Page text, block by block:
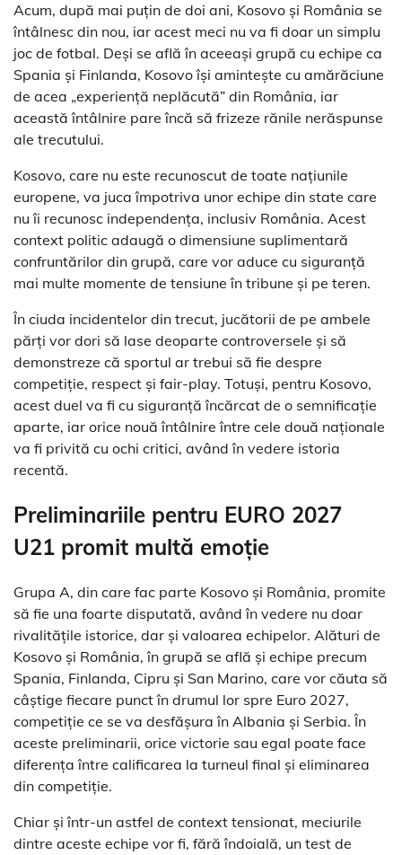
Acum, după mai puțin de doi ani, Kosovo și România se
întâlnesc din nou, iar acest meci nu va fi doar un simplu
joc de fotbal. Deși se află în aceeași grupă cu echipe ca
Spania și Finlanda, Kosovo își amintește cu amărăciune
de acea „experiență neplăcută” din România, iar
această întâlnire pare încă să frizeze rănile nerăspunse
ale trecutului.
Kosovo, care nu este recunoscut de toate națiunile
europene, va juca împotriva unor echipe din state care
nu îi recunosc independența, inclusiv România. Acest
context politic adaugă o dimensiune suplimentară
confruntărilor din grupă, care vor aduce cu siguranță
mai multe momente de tensiune în tribune și pe teren.
În ciuda incidentelor din trecut, jucătorii de pe ambele
părți vor dori să lase deoparte controversele și să
demonstreze că sportul ar trebui să fie despre
competiție, respect și fair-play. Totuși, pentru Kosovo,
acest duel va fi cu siguranță încărcat de o semnificație
aparte, iar orice nouă întâlnire între cele două naționale
va fi privită cu ochi critici, având în vedere istoria
recentă.
Preliminariile pentru EURO 2027
U21 promit multă emoție
Grupa A, din care fac parte Kosovo și România, promite
să fie una foarte disputată, având în vedere nu doar
rivalitățile istorice, dar și valoarea echipelor. Alături de
Kosovo și România, în grupă se află și echipe precum
Spania, Finlanda, Cipru și San Marino, care vor căuta să
câștige fiecare punct în drumul lor spre Euro 2027,
competiție ce se va desfășura în Albania și Serbia. În
aceste preliminarii, orice victorie sau egal poate face
diferența între calificarea la turneul final și eliminarea
din competiție.
Chiar și într-un astfel de context tensionat, meciurile
dintre aceste echipe vor fi, fără îndoială, un test de